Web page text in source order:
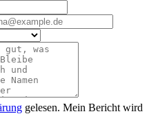
gelesen. Mein Bericht wird